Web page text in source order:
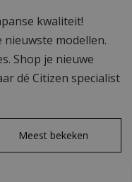
kwaliteit!
nieuwste modellen.
Shop je nieuwe
dé Citizen specialist